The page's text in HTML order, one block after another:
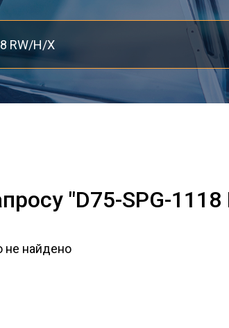
"D75-SPG-1118
не найдено